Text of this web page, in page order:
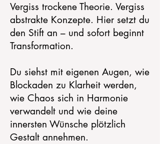
Vergiss trockene Theorie. Vergiss
abstrakte Konzepte. Hier setzt du
den Stift an – und sofort beginnt
Transformation.
Du siehst mit eigenen Augen, wie
Blockaden zu Klarheit werden,
wie Chaos sich in Harmonie
verwandelt und wie deine
innersten Wünsche plötzlich
Gestalt annehmen.